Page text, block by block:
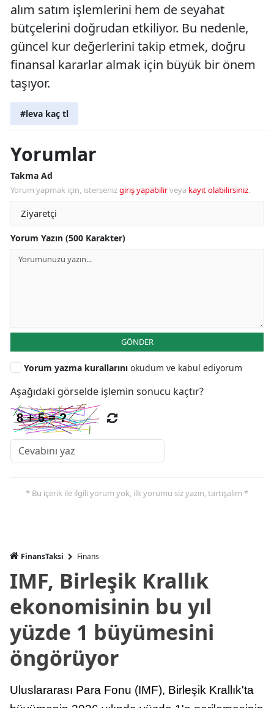
alım satım işlemlerini hem de seyahat
bütçelerini doğrudan etkiliyor. Bu nedenle,
güncel kur değerlerini takip etmek, doğru
finansal kararlar almak için büyük bir önem
taşıyor.
#leva kaç tl
Yorumlar
Takma Ad
Yorum yapmak için, istersenizgiriş yapabilirveya kayıt olabilirsiniz.
Yorum Yazın (500 Karakter)
GÖNDER
Yorum yazma kurallarını okudum ve kabul ediyorum
Aşağıdaki görselde işlemin sonucu kaçtır?
* Bu içerik ile ilgili yorum yok, ilk yorumu siz yazın, tartışalım *
FinansTaksi Finans
IMF, Birleşik Krallık
ekonomisinin bu yıl
yüzde 1 büyümesini
öngörüyor
Uluslararası Para Fonu (IMF), Birleşik Krallık'ta